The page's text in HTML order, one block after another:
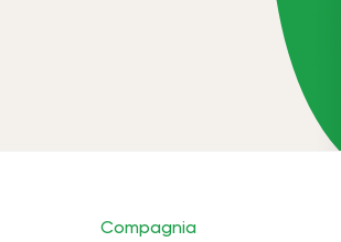
Compagnia